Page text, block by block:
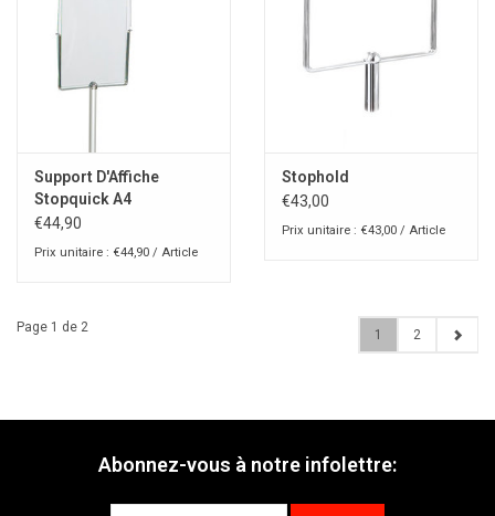
Support D'Affiche
Stopquick A4
€44,90
Prix unitaire : €44,90 / Article
Stophold
€43,00
Prix unitaire : €43,00 / Article
Page 1 de 2 1 2
Abonnez-vous à notre infolettre: